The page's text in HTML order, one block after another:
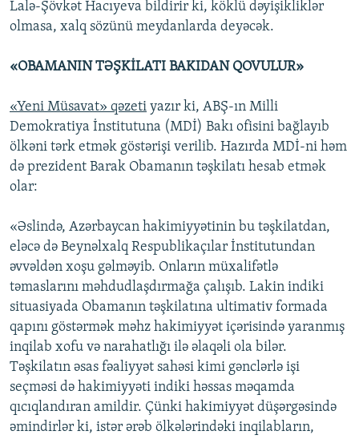
Lalə-Şövkət Hacıyeva bildirir ki, köklü dəyişikliklər
olmasa, xalq sözünü meydanlarda deyəcək.
«OBAMANIN TƏŞKİLATI BAKIDAN QOVULUR»
«Yeni Müsavat» qəzeti yazır ki, ABŞ-ın Milli
Demokratiya İnstitutuna (MDİ) Bakı ofisini bağlayıb
ölkəni tərk etmək göstərişi verilib. Hazırda MDİ-ni həm
də prezident Barak Obamanın təşkilatı hesab etmək
olar:
«Əslində, Azərbaycan hakimiyyətinin bu təşkilatdan,
eləcə də Beynəlxalq Respublikaçılar İnstitutundan
əvvəldən xoşu gəlməyib. Onların müxalifətlə
təmaslarını məhdudlaşdırmağa çalışıb. Lakin indiki
situasiyada Obamanın təşkilatına ultimativ formada
qapını göstərmək məhz hakimiyyət içərisində yaranmış
inqilab xofu və narahatlığı ilə əlaqəli ola bilər.
Təşkilatın əsas fəaliyyət sahəsi kimi gənclərlə işi
seçməsi də hakimiyyəti indiki həssas məqamda
qıcıqlandıran amildir. Çünki hakimiyyət düşərgəsində
əmindirlər ki, istər ərəb ölkələrindəki inqilabların,